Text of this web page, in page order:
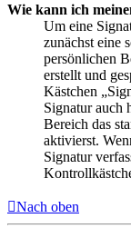
Wie kann ich
Um eine
zunächst eine
persönlichen
erstellt und
Kästchen
Signatur auch
Bereich das
aktivierst.
Signatur
Nach oben